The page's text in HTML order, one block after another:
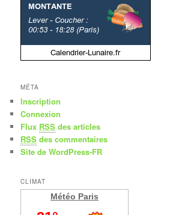
MÉTA
Inscription
Connexion
Flux RSS des articles
RSS des commentaires
Site de WordPress-FR
CLIMAT
Météo Paris